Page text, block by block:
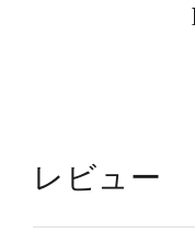
レビュー